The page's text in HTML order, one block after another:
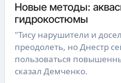
Новые методы:
гидрокостюмы
"Тису нарушители и
преодолеть, но Днестр
пользоваться
сказал Демченко.